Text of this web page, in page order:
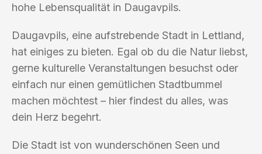
hohe Lebensqualität in Daugavpils.
Daugavpils, eine aufstrebende Stadt in Lettland,
hat einiges zu bieten. Egal ob du die Natur liebst,
gerne kulturelle Veranstaltungen besuchst oder
einfach nur einen gemütlichen Stadtbummel
machen möchtest – hier findest du alles, was
dein Herz begehrt.
Die Stadt ist von wunderschönen Seen und